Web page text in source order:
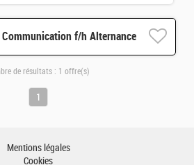
f/h Alternance
de résultats : 1 offre(s)
1
Mentions légales
Cookies